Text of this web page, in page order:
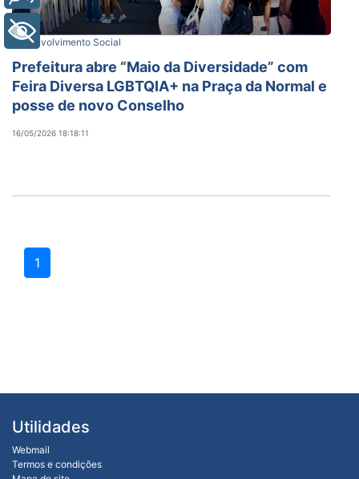
Desenvolvimento Social
Prefeitura abre “Maio da Diversidade” com
Feira Diversa LGBTQIA+ na Praça da Normal e
posse de novo Conselho
16/05/2026 18:18:11
1
Utilidades
Webmail
Termos e condições
+ Acessibilidade